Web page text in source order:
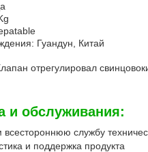
Гуандун, Китай
отрегулировал
и обслуживания:
службу
и поддержка продукта